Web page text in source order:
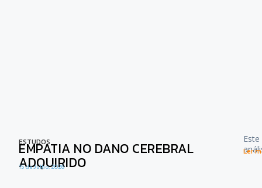
ESTUDOS
EMPATIA NO DANO CEREBRAL
ADQUIRIDO
15 de Julho, 2026
Ler